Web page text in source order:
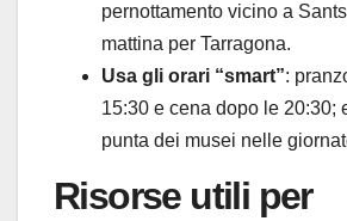
pernottamento vicino a
mattina per Tarragona.
Usa gli orari “smart”:
15:30 e cena dopo le 20:30;
punta dei musei nelle
Risorse utili per